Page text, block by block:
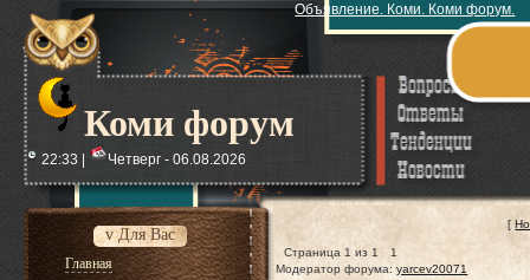
Коми форум
Объявление. Коми. Коми форум.
22:33 | Четверг - 06.08.2026
v Для Вас
Главная
[
Страница 1 из 1
1
Модератор форума:yarcev20071